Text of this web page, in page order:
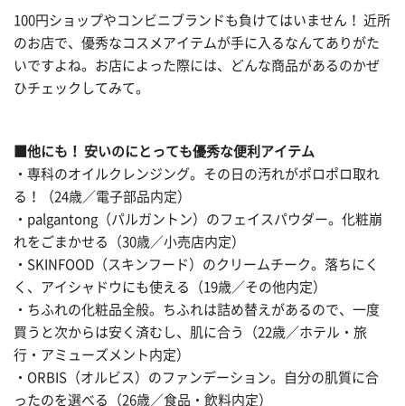
100円ショップやコンビニブランドも負けてはいません！ 近所
のお店で、優秀なコスメアイテムが手に入るなんてありがた
いですよね。お店によった際には、どんな商品があるのかぜ
ひチェックしてみて。
■他にも！ 安いのにとっても優秀な便利アイテム
・専科のオイルクレンジング。その日の汚れがポロポロ取れ
る！（24歳／電子部品内定）
・palgantong（パルガントン）のフェイスパウダー。化粧崩
れをごまかせる（30歳／小売店内定）
・SKINFOOD（スキンフード）のクリームチーク。落ちにく
く、アイシャドウにも使える（19歳／その他内定）
・ちふれの化粧品全般。ちふれは詰め替えがあるので、一度
買うと次からは安く済むし、肌に合う（22歳／ホテル・旅
行・アミューズメント内定）
・ORBIS‎（オルビス）のファンデーション。自分の肌質に合
ったのを選べる（26歳／食品・飲料内定）